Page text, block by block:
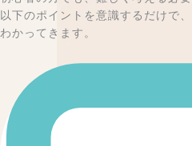
以下のポイントを意識するだけで
わかってきます。